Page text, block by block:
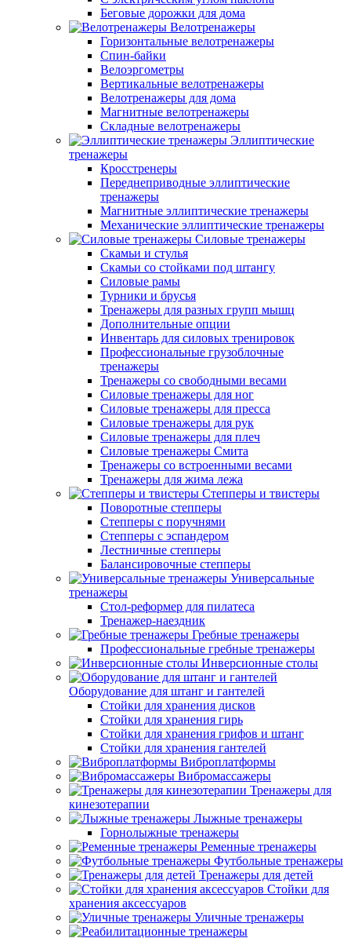
Беговые дорожки для дома
Велотренажеры
Горизонтальные велотренажеры
Спин-байки
Велоэргометры
Вертикальные велотренажеры
Велотренажеры для дома
Магнитные велотренажеры
Складные велотренажеры
Эллиптические
тренажеры
Кросстренеры
Переднеприводные эллиптические
тренажеры
Магнитные эллиптические тренажеры
Механические эллиптические тренажеры
Силовые тренажеры
Скамьи и стулья
Скамьи со стойками под штангу
Силовые рамы
Турники и брусья
Тренажеры для разных групп мышц
Дополнительные опции
Инвентарь для силовых тренировок
Профессиональные грузоблочные
тренажеры
Тренажеры со свободными весами
Силовые тренажеры для ног
Силовые тренажеры для пресса
Силовые тренажеры для рук
Силовые тренажеры для плеч
Силовые тренажеры Смита
Тренажеры со встроенными весами
Тренажеры для жима лежа
Степперы и твистеры
Поворотные степперы
Степперы с поручнями
Степперы с эспандером
Лестничные степперы
Балансировочные степперы
Универсальные
тренажеры
Стол-реформер для пилатеса
Тренажер-наездник
Гребные тренажеры
Профессиональные гребные тренажеры
Инверсионные столы
Оборудование для штанг и гантелей
Стойки для хранения дисков
Стойки для хранения гирь
Стойки для хранения грифов и штанг
Стойки для хранения гантелей
Виброплатформы
Вибромассажеры
Тренажеры для
кинезотерапии
Лыжные тренажеры
Горнолыжные тренажеры
Ременные тренажеры
Футбольные тренажеры
Тренажеры для детей
Стойки для
хранения аксессуаров
Уличные тренажеры